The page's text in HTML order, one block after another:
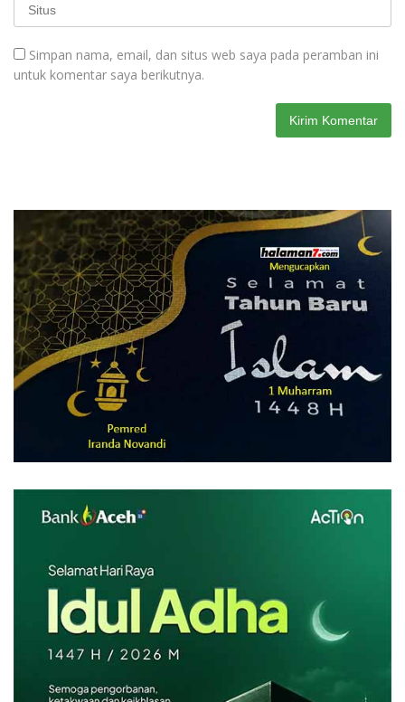
Simpan nama, email, dan situs web saya pada peramban ini
untuk komentar saya berikutnya.